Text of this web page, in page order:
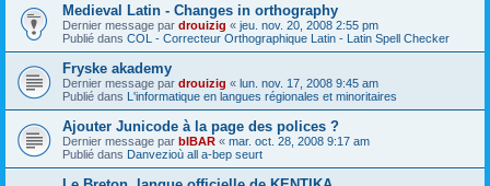
Medieval Latin - Changes in orthography
Dernier message par drouizig « jeu. nov. 20, 2008 2:55 pm
Publié dans COL - Correcteur Orthographique Latin - Latin Spell Checker
Fryske akademy
Dernier message par drouizig « lun. nov. 17, 2008 9:45 am
Publié dans L'informatique en langues régionales et minoritaires
Ajouter Junicode à la page des polices ?
Dernier message par bIBAR « mar. oct. 28, 2008 9:17 am
Publié dans Danvezioù all a-bep seurt